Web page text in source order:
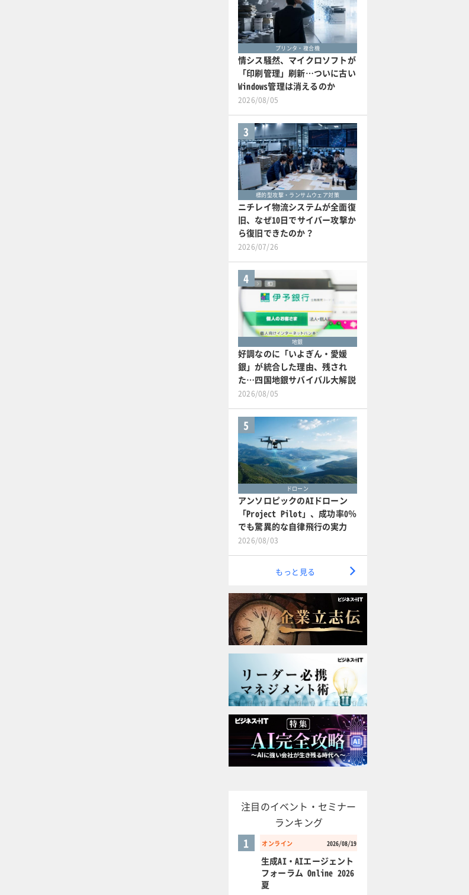
プリンタ・複合機
情シス騒然、マイクロソフトが
「印刷管理」刷新…ついに古い
Windows管理は消えるのか
2026/08/05
3
標的型攻撃・ランサムウェア対策
ニチレイ物流システムが全面復
旧、なぜ10日でサイバー攻撃か
ら復旧できたのか？
2026/07/26
4
地銀
好調なのに「いよぎん・愛媛
銀」が統合した理由、残され
た…四国地銀サバイバル大解説
2026/08/05
5
ドローン
アンソロピックのAIドローン
「Project Pilot」、成功率0％
でも驚異的な自律飛行の実力
2026/08/03
もっと見る
注目のイベント・セミナー
ランキング
オンライン 2026/08/19
1
生成AI・AIエージェント
フォーラム Online 2026
夏